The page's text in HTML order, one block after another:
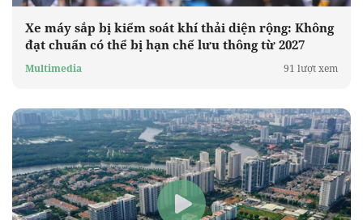
Xe máy sắp bị kiểm soát khí thải diện rộng: Không
đạt chuẩn có thể bị hạn chế lưu thông từ 2027
Multimedia 91 lượt xem